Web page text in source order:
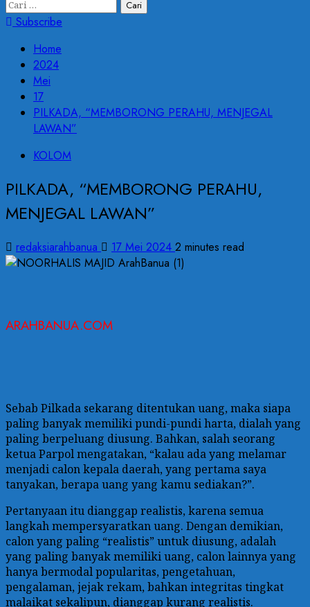
Cari
untuk:
Subscribe
Home
2024
Mei
17
PILKADA, “MEMBORONG PERAHU, MENJEGAL
LAWAN”
KOLOM
PILKADA, “MEMBORONG PERAHU,
MENJEGAL LAWAN”
redaksiarahbanua 17 Mei 2024 2 minutes read
ARAHBANUA.COM
Sebab Pilkada sekarang ditentukan uang, maka siapa
paling banyak memiliki pundi-pundi harta, dialah yang
paling berpeluang diusung. Bahkan, salah seorang
ketua Parpol mengatakan, “kalau ada yang melamar
menjadi calon kepala daerah, yang pertama saya
tanyakan, berapa uang yang kamu sediakan?”.
Pertanyaan itu dianggap realistis, karena semua
langkah mempersyaratkan uang. Dengan demikian,
calon yang paling “realistis” untuk diusung, adalah
yang paling banyak memiliki uang, calon lainnya yang
hanya bermodal popularitas, pengetahuan,
pengalaman, jejak rekam, bahkan integritas tingkat
malaikat sekalipun, dianggap kurang realistis.